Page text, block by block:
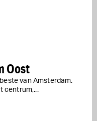
Oost
van Amsterdam.
centrum,...